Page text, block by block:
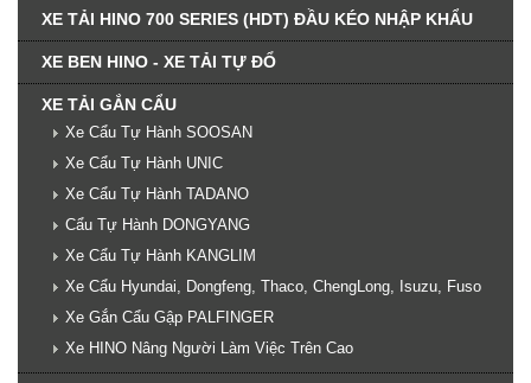
XE TẢI HINO 700 SERIES (HDT) ĐẦU KÉO NHẬP KHẨU
XE BEN HINO - XE TẢI TỰ ĐỔ
XE TẢI GẮN CẨU
Xe Cẩu Tự Hành SOOSAN
Xe Cẩu Tự Hành UNIC
Xe Cẩu Tự Hành TADANO
Cẩu Tự Hành DONGYANG
Xe Cẩu Tự Hành KANGLIM
Xe Cẩu Hyundai, Dongfeng, Thaco, ChengLong, Isuzu, Fuso
Xe Gắn Cẩu Gập PALFINGER
Xe HINO Nâng Người Làm Việc Trên Cao